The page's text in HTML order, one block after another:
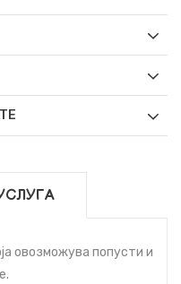
овозможува попусти и